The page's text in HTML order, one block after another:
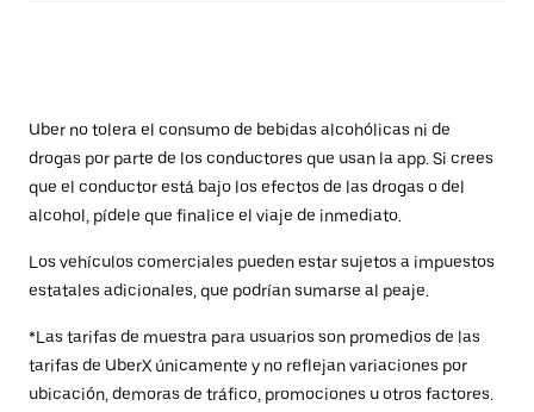
Uber no tolera el consumo de bebidas alcohólicas ni de
drogas por parte de los conductores que usan la app. Si crees
que el conductor está bajo los efectos de las drogas o del
alcohol, pídele que finalice el viaje de inmediato.
Los vehículos comerciales pueden estar sujetos a impuestos
estatales adicionales, que podrían sumarse al peaje.
*Las tarifas de muestra para usuarios son promedios de las
tarifas de UberX únicamente y no reflejan variaciones por
ubicación, demoras de tráfico, promociones u otros factores.